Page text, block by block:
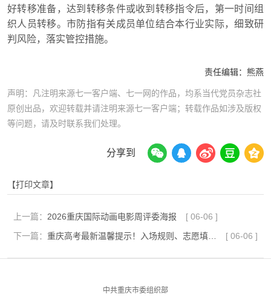
好转移准备，达到转移条件或收到转移指令后，第一时间组
织人员转移。市防指有关成员单位结合本行业实际，细致研
判风险，落实管控措施。
责任编辑： 熊燕
声明：凡注明来源七一客户端、七一网的作品，均系当代党员杂志社
原创出品，欢迎转载并请注明来源七一客户端；转载作品如涉及版权
等问题，请及时联系我们处理。
分享到
【打印文章】
上一篇： 2026重庆国际动画电影周评委海报 [ 06-06 ]
下一篇：
重庆高考最新温馨提示！入场规则、志愿填报时间全部明确 [ 06-06 ]
中共重庆市委组织部